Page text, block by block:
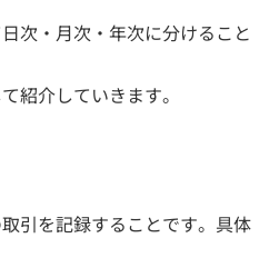
次・月次・年次に分けること
紹介していきます。
引を記録することです。具体